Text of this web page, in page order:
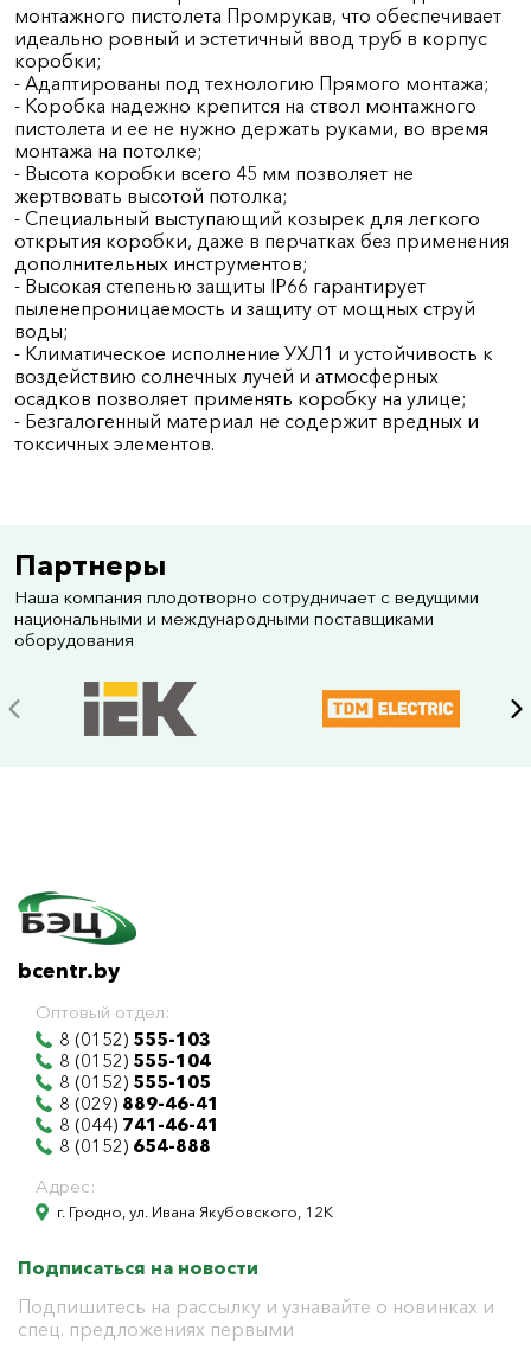
монтажного пистолета Промрукав, что обеспечивает
идеально ровный и эстетичный ввод труб в корпус
коробки;
- Адаптированы под технологию Прямого монтажа;
- Коробка надежно крепится на ствол монтажного
пистолета и ее не нужно держать руками, во время
монтажа на потолке;
- Высота коробки всего 45 мм позволяет не
жертвовать высотой потолка;
- Специальный выступающий козырек для легкого
открытия коробки, даже в перчатках без применения
дополнительных инструментов;
- Высокая степенью защиты IP66 гарантирует
пыленепроницаемость и защиту от мощных струй
воды;
- Климатическое исполнение УХЛ1 и устойчивость к
воздействию солнечных лучей и атмосферных
осадков позволяет применять коробку на улице;
- Безгалогенный материал не содержит вредных и
токсичных элементов.
Партнеры
Наша компания плодотворно сотрудничает с ведущими
национальными и международными поставщиками
оборудования
bcentr.by
Оптовый отдел:
8 (0152) 555-103
8 (0152) 555-104
8 (0152) 555-105
8 (029) 889-46-41
8 (044) 741-46-41
8 (0152) 654-888
Адрес:
г. Гродно, ул. Ивана Якубовского, 12К
Подписаться на новости
Подпишитесь на рассылку и узнавайте о новинках и
спец. предложениях первыми